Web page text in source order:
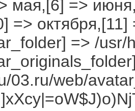
мая,[6] =>
=>
=> /
03.ru/web/